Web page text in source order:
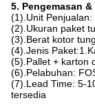
5. Pengemasan
(1).Unit Penjualan:
(2).Ukuran paket
(3).Berat kotor
(4).Jenis
(5).Pallet + karton
(6).Pelabuhan:
(7).Lead Time: 5-
tersedia